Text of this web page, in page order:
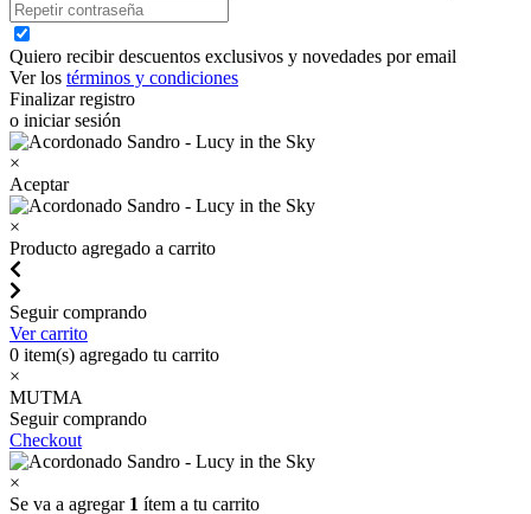
Quiero recibir descuentos exclusivos y novedades por email
Ver los términos y condiciones
Finalizar registro
o iniciar sesión
×
Aceptar
×
Producto agregado a carrito
Seguir comprando
Ver carrito
0 item(s) agregado tu carrito
×
MUTMA
Seguir comprando
Checkout
×
Se va a agregar 1 ítem a tu carrito